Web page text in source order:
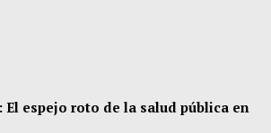
El espejo roto de la salud pública en